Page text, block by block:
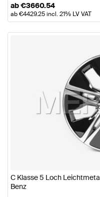
ab€3660.54
ab€4429.25incl. 21% LV VAT
C Klasse 5 Loch
Benz